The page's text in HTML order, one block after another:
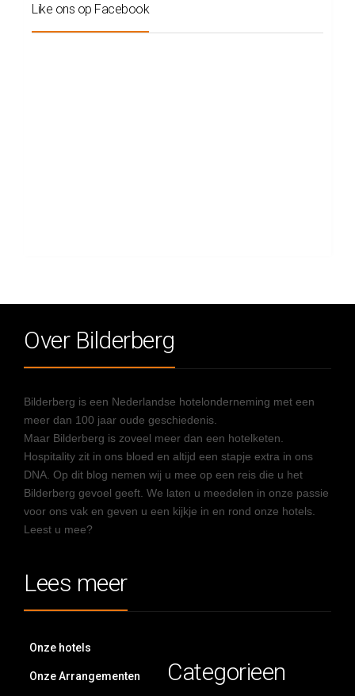
Like ons op Facebook
Over Bilderberg
Bilderberg is een Nederlandse hotelonderneming met een
meer dan 100 jaar oude geschiedenis.
Maar Bilderberg is zoveel meer dan een hotelketen.
Hospitality zit in ons bloed en altijd een stapje extra in ons
DNA. Op dit blog nemen wij u mee op een reis die u het
Bilderberg gevoel geeft. We laten u meedelen in onze passie
voor ons vak en geven u een kijkje in en rond onze hotels.
Leest u mee?
Lees meer
Onze hotels
Onze Arrangementen Categorieen